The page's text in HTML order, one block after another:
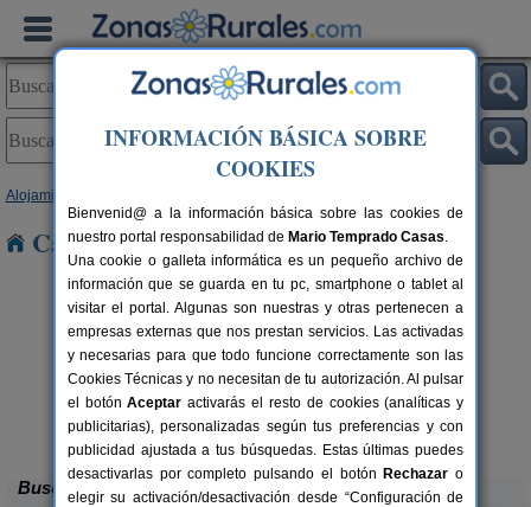
Alojamientos
Casas Rurales cerca de Ajuy
2+1 pers.
desde25 €
La Rosa del Taro
Puerto del Rosario (Fuerteventura)
Buscar
INFORMACIÓN BÁSICA SOBRE
COOKIES
Bienvenid@ a la información básica sobre las cookies de
nuestro portal responsabilidad de Mario Temprado Casas.
Una cookie o galleta informática es un pequeño archivo de
información que se guarda en tu pc, smartphone o tablet al
visitar el portal. Algunas son nuestras y otras pertenecen a
empresas externas que nos prestan servicios. Las activadas
y necesarias para que todo funcione correctamente son las
Cookies Técnicas y no necesitan de tu autorización. Al pulsar
el botónAceptar activarás el resto de cookies (analíticas y
publicitarias), personalizadas según tus preferencias y con
publicidad ajustada a tus búsquedas. Estas últimas puedes
desactivarlas por completo pulsando el botón Rechazar o
elegir su activación/desactivación desde “Configuración de